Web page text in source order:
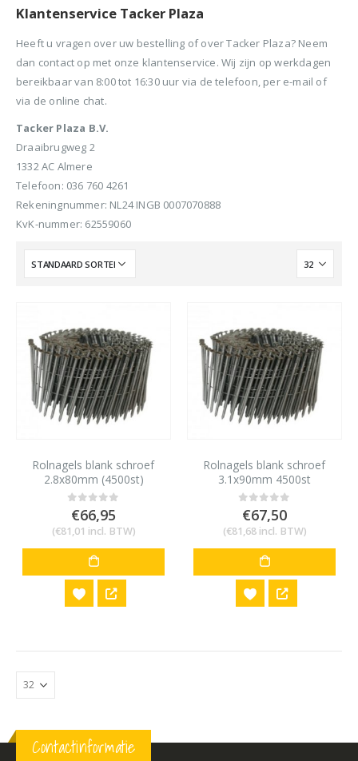
Klantenservice Tacker Plaza
Heeft u vragen over uw bestelling of over Tacker Plaza? Neem
dan contact op met onze klantenservice. Wij zijn op werkdagen
bereikbaar van 8:00 tot 16:30 uur via de telefoon, per e-mail of
via de online chat.
Tacker Plaza B.V.
Draaibrugweg 2
1332 AC Almere
Telefoon: 036 760 4261
Rekeningnummer: NL24 INGB 0007070888
KvK-nummer: 62559060
Rolnagels blank schroef
2.8x80mm (4500st)
0out of 5
€66,95
(€81,01 incl. BTW)
Rolnagels blank schroef
3.1x90mm 4500st
0out of 5
€67,50
(€81,68incl. BTW)
Contactinformatie